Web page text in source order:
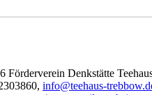
Förderverein Denkstätte
info@teehaus-